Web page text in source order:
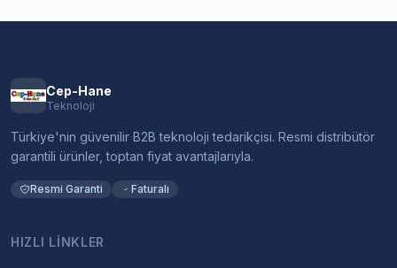
Cep-Hane
Teknoloji
Türkiye'nin güvenilir B2B teknoloji tedarikçisi. Resmi distribütör
garantili ürünler, toptan fiyat avantajlarıyla.
Resmi Garanti Faturalı
HIZLI LINKLER